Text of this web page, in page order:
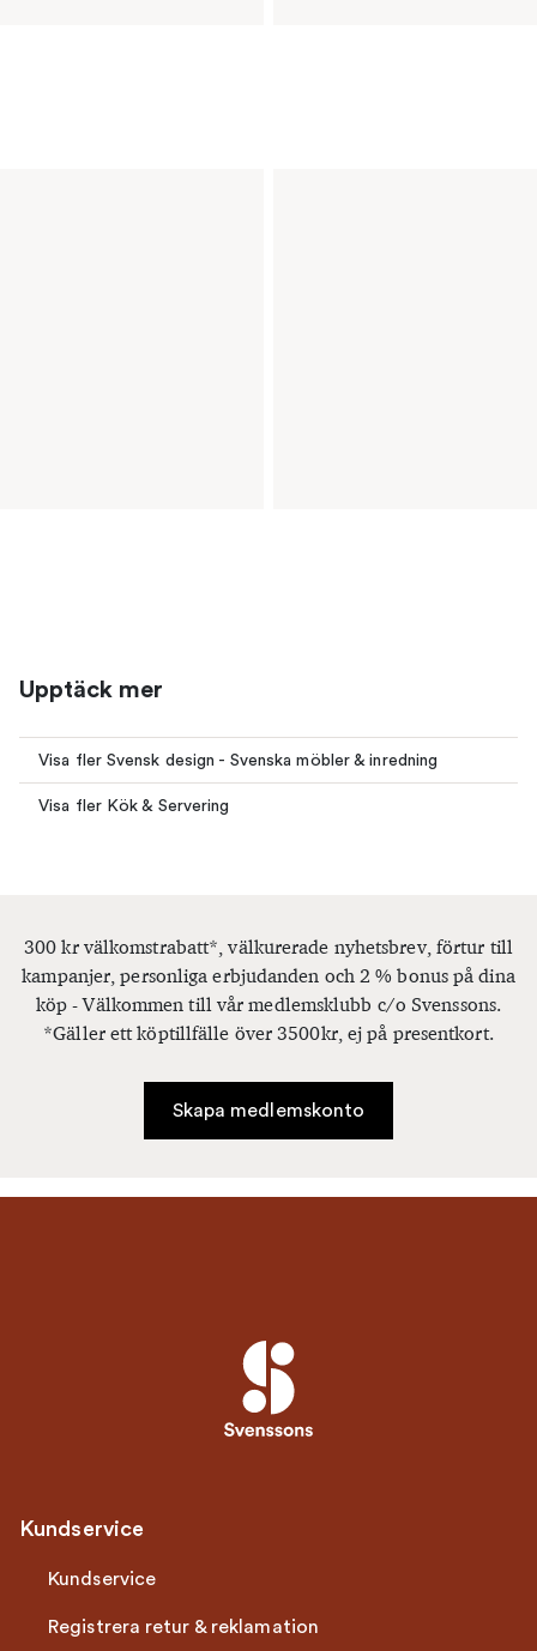
Upptäck mer
Visa fler Svensk design - Svenska möbler & inredning
Visa fler Kök & Servering
300 kr välkomstrabatt*, välkurerade nyhetsbrev, förtur till
kampanjer, personliga erbjudanden och 2 % bonus på dina
köp - Välkommen till vår medlemsklubb c/o Svenssons.
*Gäller ett köptillfälle över 3500kr, ej på presentkort.
Skapa medlemskonto
Kundservice
Kundservice
Registrera retur & reklamation